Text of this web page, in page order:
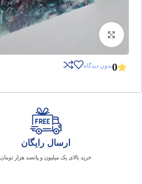
0بدون دیدگاه
ارسال رایگان
خرید بالای یک میلیون و پانصد هزار تومان